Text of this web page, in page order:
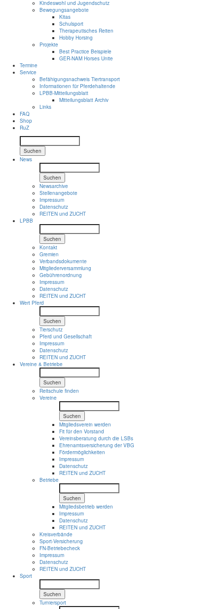
Kindeswohl und Jugendschutz
Bewegungsangebote
Kitas
Schulsport
Therapeutisches Reiten
Hobby Horsing
Projekte
Best Practice Beispiele
GER-NAM Horses Unite
Termine
Service
Befähigungsnachweis Tiertransport
Informationen für Pferdehaltende
LPBB-Mitteilungsblatt
Mitteilungsblatt Archiv
Links
FAQ
Shop
RuZ
Suchen
News
Suchen
Newsarchive
Stellenangebote
Impressum
Datenschutz
REITEN und ZUCHT
LPBB
Suchen
Kontakt
Gremien
Verbandsdokumente
Mitgliederversammlung
Gebührenordnung
Impressum
Datenschutz
REITEN und ZUCHT
Wert Pferd
Suchen
Tierschutz
Pferd und Gesellschaft
Impressum
Datenschutz
REITEN und ZUCHT
Vereine & Betriebe
Suchen
Reitschule finden
Vereine
Suchen
Mitgliedsverein werden
Fit für den Vorstand
Vereinsberatung durch die LSBs
Ehrenamtsversicherung der VBG
Fördermöglichkeiten
Impressum
Datenschutz
REITEN und ZUCHT
Betriebe
Suchen
Mitgliedsbetrieb werden
Impressum
Datenschutz
REITEN und ZUCHT
Kreisverbände
Sport-Versicherung
FN-Betriebecheck
Impressum
Datenschutz
REITEN und ZUCHT
Sport
Suchen
Turniersport